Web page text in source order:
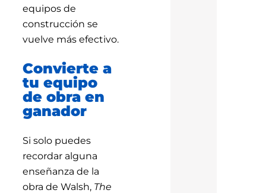
equipos de
construcción se
vuelve más efectivo.
Convierte a
tu equipo
de obra en
ganador
Si solo puedes
recordar alguna
enseñanza de la
obra de Walsh, The